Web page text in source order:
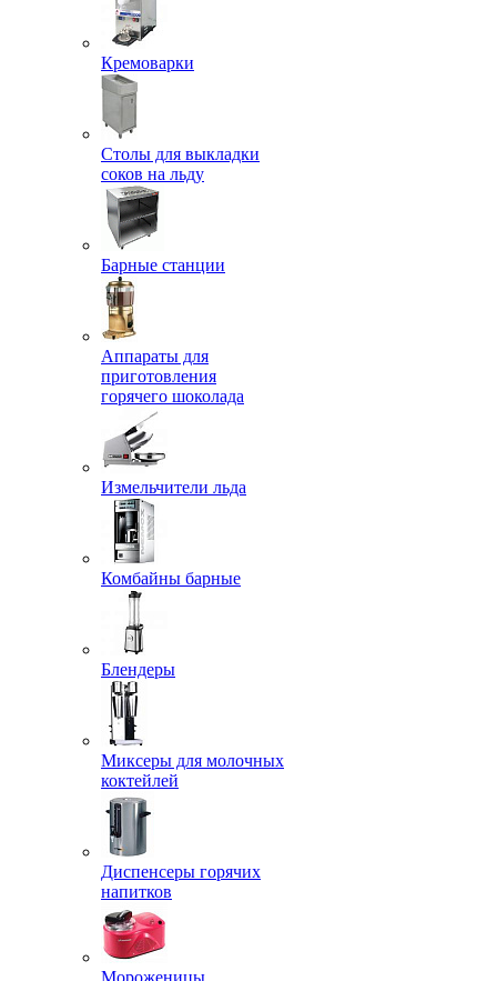
Кремоварки
Столы для выкладки
соков на льду
Барные станции
Аппараты для
приготовления
горячего шоколада
Измельчители льда
Комбайны барные
Блендеры
Миксеры для молочных
коктейлей
Диспенсеры горячих
напитков
Мороженицы